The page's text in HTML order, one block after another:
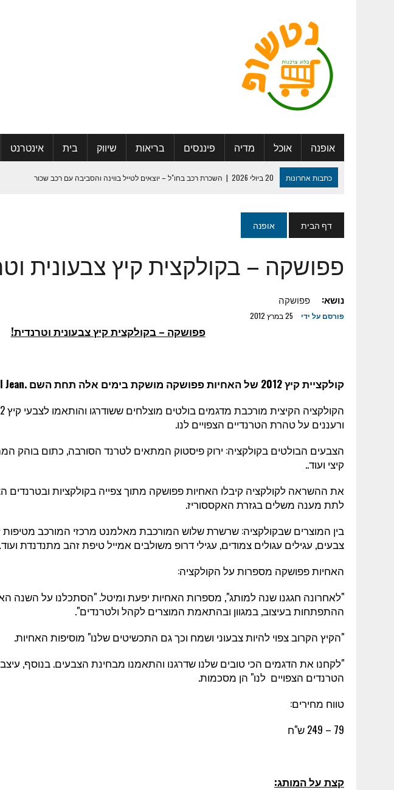
אופנה אוכל מדיה פיננסים בריאות שיווק בית אינטרנט
כתבות אחרונות 20 ביולי 2026 | השכרת רכב בחו"ל – יוצאים לטייל בווינה והסביבה עם רכב שכור
13 במאי 2024
| המדריך המלא למיתוג חתונה שכולם יזכרו
ספר מחזור – איך נערוך ונדפיס ?
7 באוגוסט 2023
|
מטרנה וער"ן משתפים פעולה
24 במאי 2023
|
16 בינואר 2023
| עופר איתן: ZOOMD רוכשת חברה ישראלית
דקלה לוי – ייעוץ ותכנון מעבדות ומערכות מתח נמוך – ראיון עם דקלה לוי
6 בנובמבר 2025
| למה כדאי לשכור רכב מחברה גדולה, אמינה ומנוסה
דף הבית אופנה
פפושקה – בקולקצית קיץ צבעונית
נושא: פפושקה
פורסם על ידי 25 במרץ 2012
פפושקה – בקולקצית קיץ צבעונית וטרנדית!
קולקציית קיץ 2012 של האחיות פפושקה מושקת בימים אלה תחת השם
Jean.
ורעננים על טהרת הטרנדיים הצפויים לנו.
הצבעים הבולטים בקולקציה: ירוק פיסטוק המתאים לטרנד הסורבה, כתום בוהק
קיצי ועוד..
את ההשראה לקולקציה קיבלו האחיות פפושקה מתוך צפייה בקולקציות ובטרנדים
לתת מענה משלים בגזרת האקססוריז.
בין המוצרים שבקולקציה: שרשרת שלוש המורכבת מאלמנט מרכזי המורכב
צבעים, עגילים עגולים צמודים, עגילי דרופ משולבים אמייל טיפת זהב מתנדנדת
האחיות פפושקה מספרות על הקולקציה:
"לאחרונה חגגנו שנה למותג", מספרות האחיות יפעת ומיטל. "הסתכלנו על השנה
ההתפתחות בעיצוב, במגוון ובהתאמת המוצרים לקהל ולטרנדים".
"הקיץ הקרוב צפוי להיות צבעוני ושמח וכך גם התכשיטים שלנו" מוסיפות האחיות.
"לקחנו את הדגמים הכי טובים שלנו שדרגנו והתאמנו מבחינת הצבעים. בנוסף,
הטרנדים הצפויים לנו" הן מסכמות.
טווח מחירים:
79 – 249 ש"ח
קצת על המותג: